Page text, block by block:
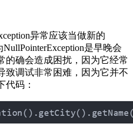
异常应该当做新的
是早晚会
的确会造成困扰，因为它经常
致调试非常困难，因为它并不
代码：